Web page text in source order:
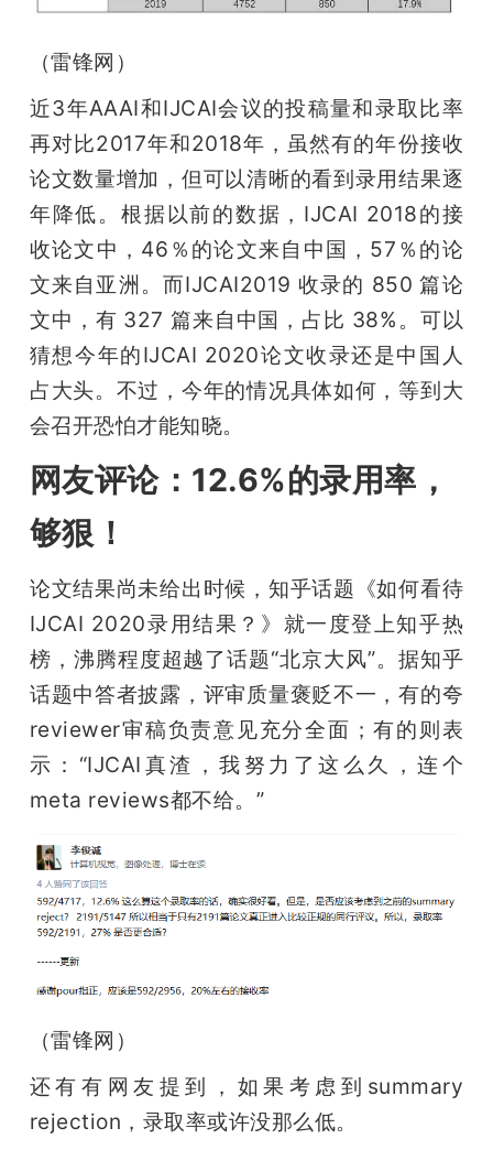
（雷锋网）
近3年AAAI和IJCAI会议的投稿量和录取比率
再对比2017年和2018年，虽然有的年份接收
论文数量增加，但可以清晰的看到录用结果逐
年降低。根据以前的数据，IJCAI 2018的接
收论文中，46％的论文来自中国，57％的论
文来自亚洲。而IJCAI2019 收录的 850 篇论
文中，有 327 篇来自中国，占比 38%。可以
猜想今年的IJCAI 2020论文收录还是中国人
占大头。不过，今年的情况具体如何，等到大
会召开恐怕才能知晓。
网友评论：12.6%的录用率，
够狠！
论文结果尚未给出时候，知乎话题《如何看待
IJCAI 2020录用结果？》就一度登上知乎热
榜，沸腾程度超越了话题“北京大风”。据知乎
话题中答者披露，评审质量褒贬不一，有的夸
reviewer审稿负责意见充分全面；有的则表
示：“IJCAI真渣，我努力了这么久，连个
meta reviews都不给。”
（雷锋网）
还有有网友提到，如果考虑到summary
rejection，录取率或许没那么低。